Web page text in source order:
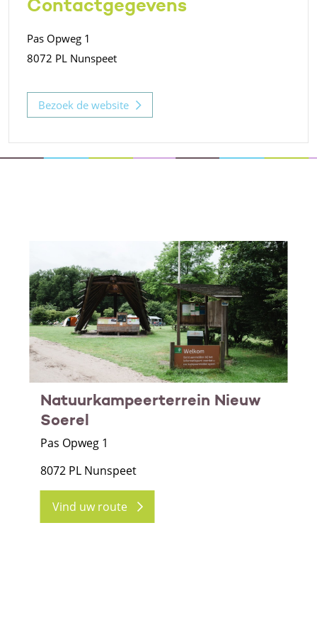
Contactgegevens
Pas Opweg 1
8072 PL Nunspeet
Bezoek de website
Natuurkampeerterrein Nieuw
Soerel
Pas Opweg 1
8072 PL Nunspeet
Vind uw route